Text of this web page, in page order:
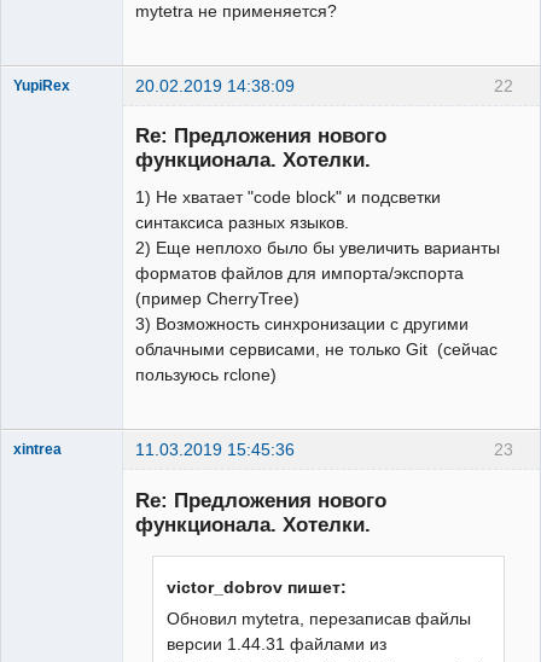
mytetra не применяется?
22
YupiRex 20.02.2019 14:38:09
Re: Предложения нового
функционала. Хотелки.
1) Не хватает "code block" и подсветки
синтаксиса разных языков.
2) Еще неплохо было бы увеличить варианты
форматов файлов для импорта/экспорта
(пример CherryTree)
3) Возможность синхронизации с другими
облачными сервисами, не только Git (сейчас
пользуюсь rclone)
23
xintrea 11.03.2019 15:45:36
Re: Предложения нового
функционала. Хотелки.
victor_dobrov пишет:
Обновил mytetra, перезаписав файлы
версии 1.44.31 файлами из